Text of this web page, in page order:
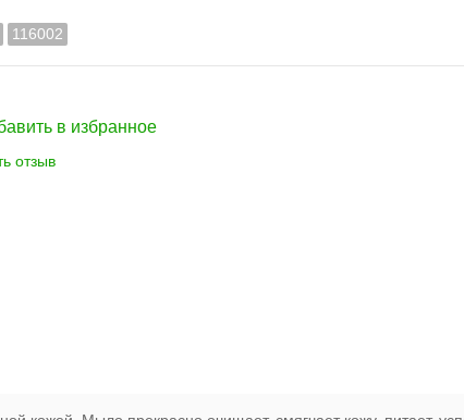
116002
в избранное
отзыв